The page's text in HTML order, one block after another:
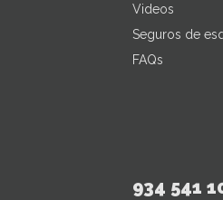
Videos
Seguros de
FAQs
934 541